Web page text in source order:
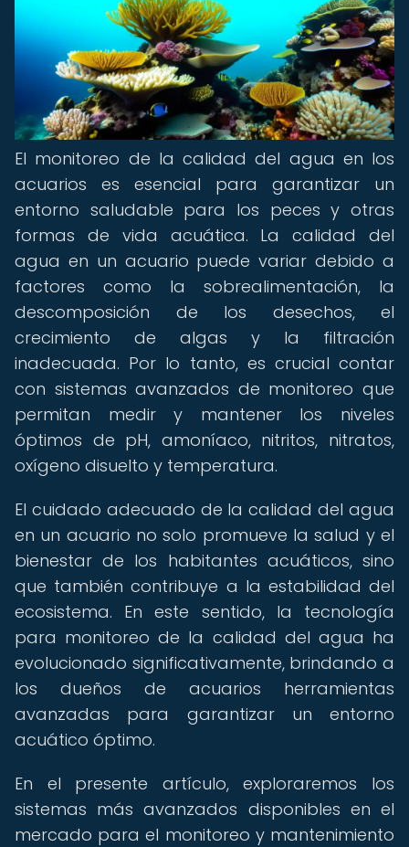
El monitoreo de la calidad del agua en los
acuarios es esencial para garantizar un
entorno saludable para los peces y otras
formas de vida acuática. La calidad del
agua en un acuario puede variar debido a
factores como la sobrealimentación, la
descomposición de los desechos, el
crecimiento de algas y la filtración
inadecuada. Por lo tanto, es crucial contar
con sistemas avanzados de monitoreo que
permitan medir y mantener los niveles
óptimos de pH, amoníaco, nitritos, nitratos,
oxígeno disuelto y temperatura.
El cuidado adecuado de la calidad del agua
en un acuario no solo promueve la salud y el
bienestar de los habitantes acuáticos, sino
que también contribuye a la estabilidad del
ecosistema. En este sentido, la tecnología
para monitoreo de la calidad del agua ha
evolucionado significativamente, brindando a
los dueños de acuarios herramientas
avanzadas para garantizar un entorno
acuático óptimo.
En el presente artículo, exploraremos los
sistemas más avanzados disponibles en el
mercado para el monitoreo y mantenimiento